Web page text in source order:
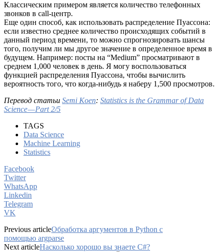
Классическим примером является количество телефонных
звонков в call-центр.
Еще один способ, как использовать распределение Пуассона:
если известно среднее количество происходящих событий в
данный период времени, то можно спрогнозировать шансы
того, получим ли мы другое значение в определенное время в
будущем. Например: посты на “Medium” просматривают в
среднем 1,000 человек в день. Я могу воспользоваться
функцией распределения Пуассона, чтобы вычислить
вероятность того, что когда-нибудь я наберу 1,500 просмотров.
Перевод статьи Semi Koen: Statistics is the Grammar of Data
Science — Part 2/5
TAGS
Data Science
Machine Learning
Statistics
Facebook
Twitter
WhatsApp
Linkedin
Telegram
VK
Previous articleОбработка аргументов в Python с
помощью argparse
Next articleНасколько хорошо вы знаете С#?